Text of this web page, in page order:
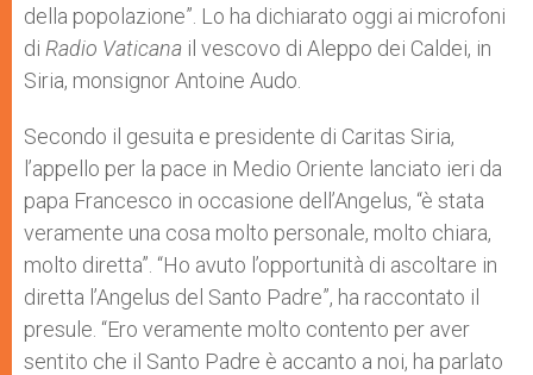
della popolazione”. Lo ha dichiarato oggi ai microfoni
di Radio Vaticana il vescovo di Aleppo dei Caldei, in
Siria, monsignor Antoine Audo.
Secondo il gesuita e presidente di Caritas Siria,
l’appello per la pace in Medio Oriente lanciato ieri da
papa Francesco in occasione dell’Angelus, “è stata
veramente una cosa molto personale, molto chiara,
molto diretta”. “Ho avuto l’opportunità di ascoltare in
diretta l’Angelus del Santo Padre”, ha raccontato il
presule. “Ero veramente molto contento per aver
sentito che il Santo Padre è accanto a noi, ha parlato